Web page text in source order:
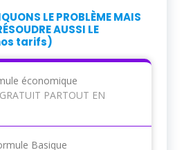
LE PROBLÈME MAIS
AUSSI LE
tarifs)
économique
PARTOUT EN
Basique